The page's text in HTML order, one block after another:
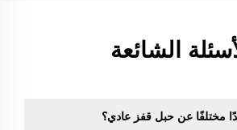
الشائعة
مختلفًا عن حبل قفز عادي؟